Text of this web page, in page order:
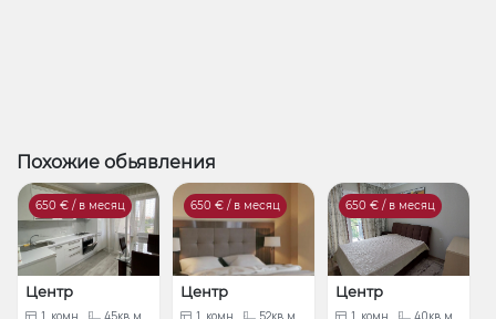
Похожие обьявления
650 € / в месяц
Центр
650 € / в месяц
Центр
650 € / в месяц
Центр